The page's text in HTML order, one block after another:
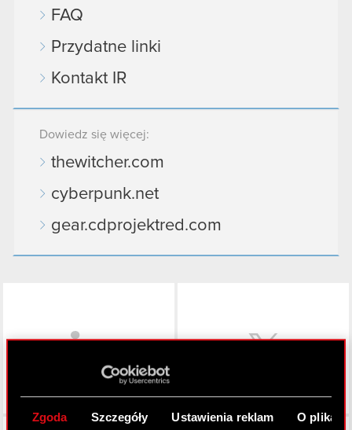
Zgoda Szczegóły Ustawienia reklam O
FAQ
Przydatne linki
Kontakt IR
Dowiedz się więcej:
thewitcher.com
cyberpunk.net
gear.cdprojektred.com